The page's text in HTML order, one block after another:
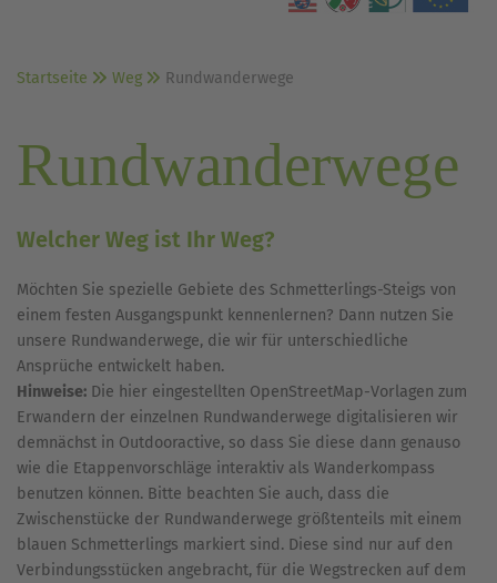
Startseite Weg Rundwanderwege
Rundwanderwege
Welcher Weg ist Ihr Weg?
Möchten Sie spezielle Gebiete des Schmetterlings-Steigs von
einem festen Ausgangspunkt kennenlernen? Dann nutzen Sie
unsere Rundwanderwege, die wir für unterschiedliche
Ansprüche entwickelt haben.
Hinweise: Die hier eingestellten OpenStreetMap-Vorlagen zum
Erwandern der einzelnen Rundwanderwege digitalisieren wir
demnächst in Outdooractive, so dass Sie diese dann genauso
wie die Etappenvorschläge interaktiv als Wanderkompass
benutzen können. Bitte beachten Sie auch, dass die
Zwischenstücke der Rundwanderwege größtenteils mit einem
blauen Schmetterlings markiert sind. Diese sind nur auf den
Verbindungsstücken angebracht, für die Wegstrecken auf dem